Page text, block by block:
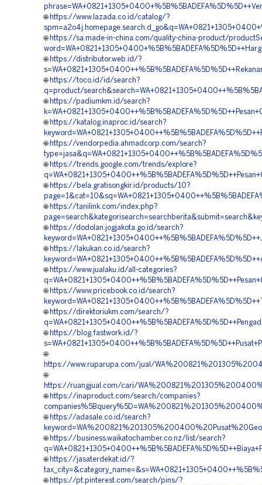
🌐 https://www.lazada.co.id/catalog/?
🌐 https://sa.made-in-china.com/quality-china-product/
🌐 https://distributor.web.id/?
🌐 https://toco.id/id/search?
q=product/
🌐 https://padiumkm.id/search?
🌐 https://katalog.inaproc.id/search?
🌐 https://vendorpedia.ahmadcorp.com/search?
🌐 https://trends.google.com/trends/explore?
🌐 https://bela.gratisongkir.id/products/10?
🌐 https://tanilink.com/index.php?
🌐 https://dodolan.jogjakota.go.id/search?
🌐 https://lakukan.co.id/search?
🌐 https://www.jualaku.id/all-categories?
🌐 https://www.pricebook.co.id/search?
🌐 https://direktoriukm.com/search/?
🌐 https://blog.fastwork.id/?
🌐
https://www.ruparupa.com/jual/
🌐
https://ruangjual.com/cari/
🌐 https://inaproduct.com/search/companies?
🌐 https://adasale.co.id/search?
🌐 https://business.waikatochamber.co.nz/list/search?
🌐 https://jasaterdekat.id/?
🌐 https://pt.pinterest.com/search/pins/?